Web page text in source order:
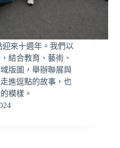
迎來十週年。我們以
結合教育、藝術、
版圖，舉辦聯展與
進逗點的故事，也
模樣。